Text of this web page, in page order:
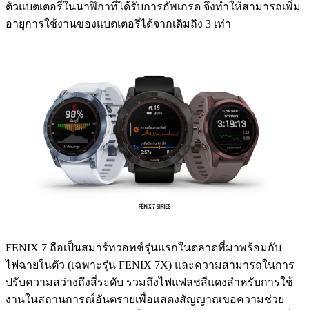
ตัวแบตเตอรี่ในนาฬิกาที่ได้รับการอัพเกรด จึงทำให้สามารถเพิ่ม
อายุการใช้งานของแบตเตอรี่ได้จากเดิมถึง 3 เท่า
FENIX 7 ถือเป็นสมาร์ทวอทช์รุ่นแรกในตลาดที่มาพร้อมกับ
ไฟฉายในตัว (เฉพาะรุ่น FENIX 7X) และความสามารถในการ
ปรับความสว่างถึงสี่ระดับ รวมถึงไฟแฟลชสีแดงสำหรับการใช้
งานในสถานการณ์อันตรายเพื่อแสดงสัญญาณขอความช่วย